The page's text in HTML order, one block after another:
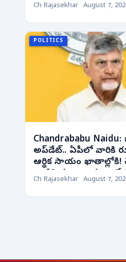
Ch Rajasekhar August 7,
POLITICS
Chandrababu Naidu:
అప్‌డేట్.. ఏపీలో వారికి
ఆర్థిక సాయం ఖాతాల్లోకి!
వాటిని కూడా అమలు
Ch Rajasekhar August 7,